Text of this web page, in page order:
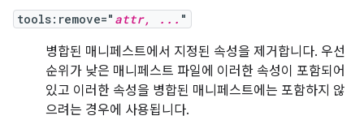
tools:remove=" attr, ... "
병합된 매니페스트에서 지정된 속성을 제거합니다. 우선
순위가 낮은 매니페스트 파일에 이러한 속성이 포함되어
있고 이러한 속성을 병합된 매니페스트에는 포함하지 않
으려는 경우에 사용됩니다.